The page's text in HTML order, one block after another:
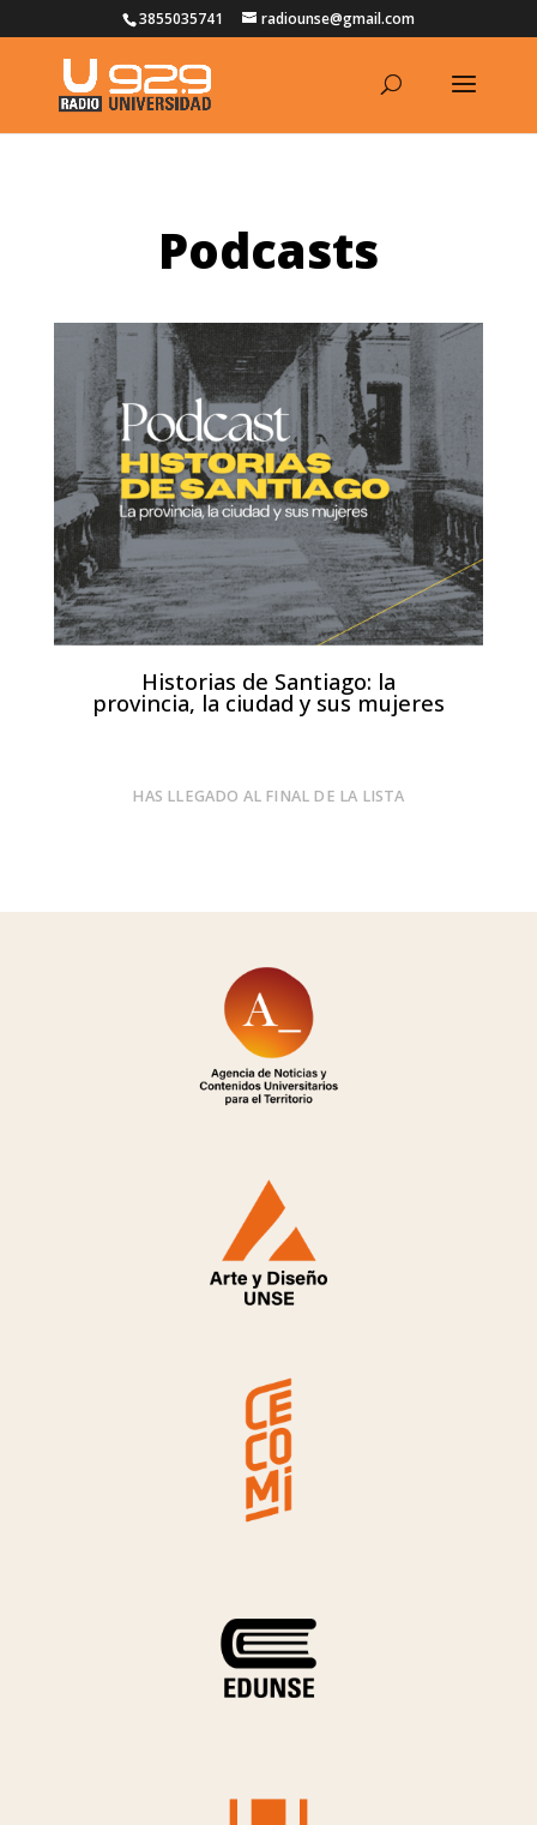
3855035741 radiounse@gmail.com
Podcasts
Historias de Santiago: la
provincia, la ciudad y sus mujeres
HAS LLEGADO AL FINAL DE LA LISTA